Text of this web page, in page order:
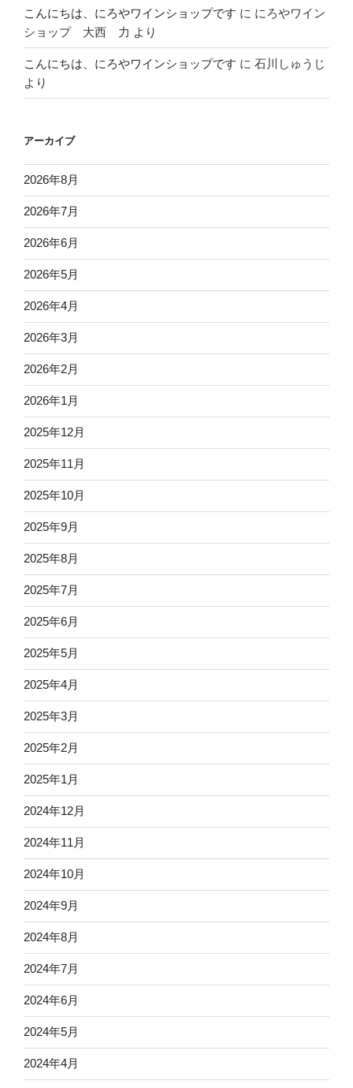
こんにちは、にろやワインショップです に にろやワイン
ショップ 大西 力 より
こんにちは、にろやワインショップです に 石川しゅうじ
より
アーカイブ
2026年8月
2026年7月
2026年6月
2026年5月
2026年4月
2026年3月
2026年2月
2026年1月
2025年12月
2025年11月
2025年10月
2025年9月
2025年8月
2025年7月
2025年6月
2025年5月
2025年4月
2025年3月
2025年2月
2025年1月
2024年12月
2024年11月
2024年10月
2024年9月
2024年8月
2024年7月
2024年6月
2024年5月
2024年4月